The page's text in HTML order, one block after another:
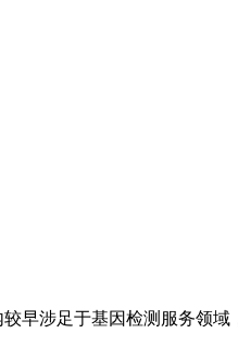
早涉足于基因检测服务领域